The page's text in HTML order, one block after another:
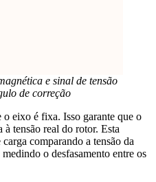
e sinal de tensão
de correção
eixo é fixa. Isso garante que o
tensão real do rotor. Esta
comparando a tensão da
o desfasamento entre os